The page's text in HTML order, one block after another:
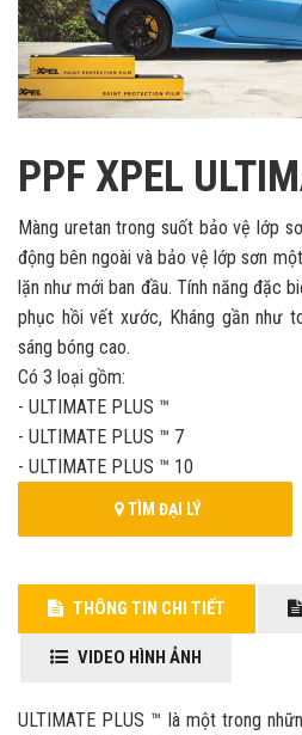
PPF XPEL
Màng uretan trong suốt bảo vệ lớp
động bên ngoài và bảo vệ lớp sơn
lặn như mới ban đầu. Tính năng đặc
phục hồi vết xước, Kháng gần như
sáng bóng cao.
Có 3 loại gồm:
- ULTIMATE PLUS ™
- ULTIMATE PLUS ™ 7
- ULTIMATE PLUS ™ 10
TÌM ĐẠI LÝ
THÔNG TIN CHI TIẾT
VIDEO HÌNH ẢNH
ULTIMATE PLUS ™ là một trong